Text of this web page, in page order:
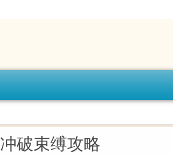
冲破束缚攻略